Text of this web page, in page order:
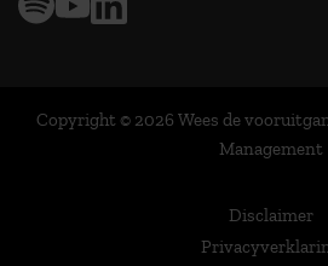
Copyright © 2026 Wees de
Management
Disclaimer